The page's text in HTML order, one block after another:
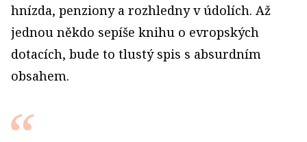
hnízda, penziony a rozhledny v údolích. Až
jednou někdo sepíše knihu o evropských
dotacích, bude to tlustý spis s absurdním
obsahem.